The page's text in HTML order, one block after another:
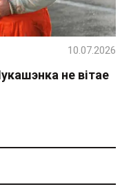
не вітае
10.07.2026